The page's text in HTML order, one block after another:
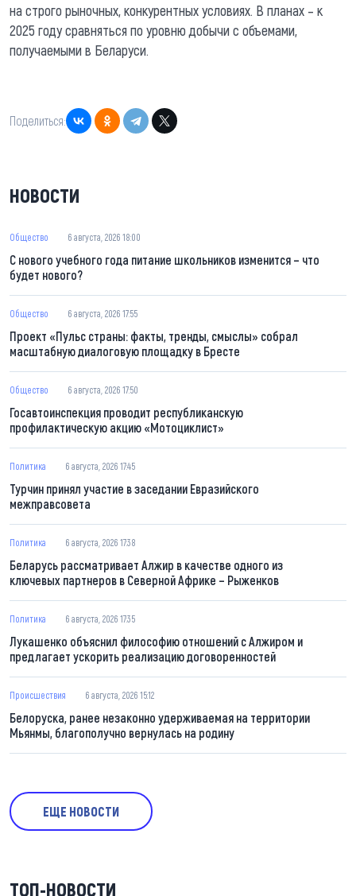
на строго рыночных, конкурентных условиях. В планах – к
2025 году сравняться по уровню добычи с объемами,
получаемыми в Беларуси.
Поделиться:
НОВОСТИ
Общество 6 августа, 2026 18:00
С нового учебного года питание школьников изменится – что
будет нового?
Общество 6 августа, 2026 17:55
Проект «Пульс страны: факты, тренды, смыслы» собрал
масштабную диалоговую площадку в Бресте
Общество 6 августа, 2026 17:50
Госавтоинспекция проводит республиканскую
профилактическую акцию «Мотоциклист»
Политика 6 августа, 2026 17:45
Турчин принял участие в заседании Евразийского
межправсовета
Политика 6 августа, 2026 17:38
Беларусь рассматривает Алжир в качестве одного из
ключевых партнеров в Северной Африке – Рыженков
Политика 6 августа, 2026 17:35
Лукашенко объяснил философию отношений с Алжиром и
предлагает ускорить реализацию договоренностей
Происшествия 6 августа, 2026 15:12
Белоруска, ранее незаконно удерживаемая на территории
Мьянмы, благополучно вернулась на родину
ЕЩЕ НОВОСТИ
ТОП-НОВОСТИ